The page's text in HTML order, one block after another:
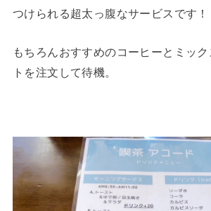
つけられる超太っ腹なサービスです！
もちろんおすすめのコーヒーとミッ
トを注文して待機。